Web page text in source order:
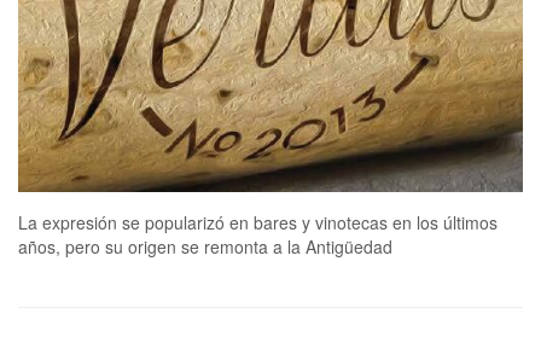
La expresión se popularizó en bares y vinotecas en los últimos
años, pero su origen se remonta a la Antigüedad